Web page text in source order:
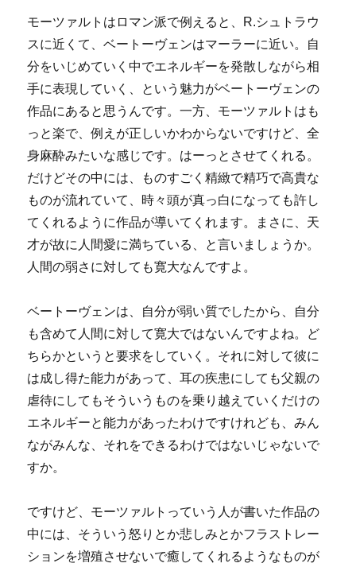
モーツァルトはロマン派で例えると、R.シュトラウ
スに近くて、ベートーヴェンはマーラーに近い。自
分をいじめていく中でエネルギーを発散しながら相
手に表現していく、という魅力がベートーヴェンの
作品にあると思うんです。一方、モーツァルトはも
っと楽で、例えが正しいかわからないですけど、全
身麻酔みたいな感じです。はーっとさせてくれる。
だけどその中には、ものすごく精緻で精巧で高貴な
ものが流れていて、時々頭が真っ白になっても許し
てくれるように作品が導いてくれます。まさに、天
才が故に人間愛に満ちている、と言いましょうか。
人間の弱さに対しても寛大なんですよ。
ベートーヴェンは、自分が弱い質でしたから、自分
も含めて人間に対して寛大ではないんですよね。ど
ちらかというと要求をしていく。それに対して彼に
は成し得た能力があって、耳の疾患にしても父親の
虐待にしてもそういうものを乗り越えていくだけの
エネルギーと能力があったわけですけれども、みん
ながみんな、それをできるわけではないじゃないで
すか。
ですけど、モーツァルトっていう人が書いた作品の
中には、そういう怒りとか悲しみとかフラストレー
ションを増殖させないで癒してくれるようなものが